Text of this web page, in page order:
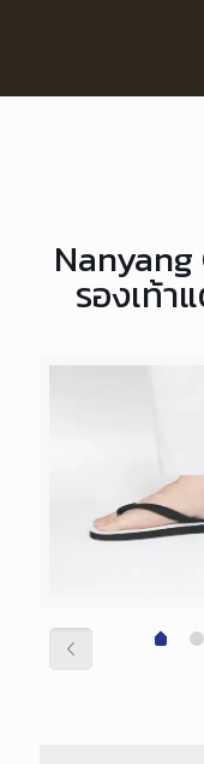
รองเท้า